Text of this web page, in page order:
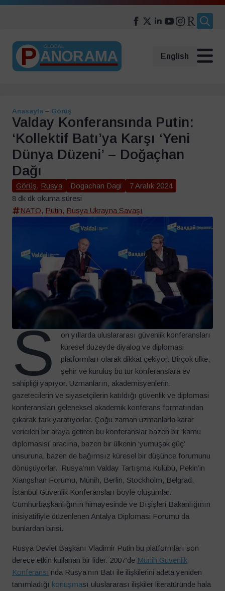
English
Anasayfa – Görüş
Valday Konferansında Putin:
‘Kollektif Batı’ya Karşı ‘Yeni
Dünya Düzeni’ – Doğaçhan
Dağı
Görüş, Rusya Dogachan Dagi
7 Aralık 2024
8 dk dk okuma süresi
NATO, Putin, Rusya Ukrayna Savaşı
S
on yıllarda uluslararası güvenlik konferansları
küresel düzeyde diyalog ve diplomasi
platformları olarak dikkat çekiyor. Birçok ülke,
şehir ve kuruluş bu tür konferanslara ev
sahipliği yapıyor. Uzmanların, akademisyenlerin,
gazetecilerin ve siyasetçilerin katıldığı güvenlik ve diplomasi
konferansları geleneksel akademik konferans formatından
çıkarak fark yaratıyorlar. Çoğu zaman uzmanlarla karar
vericileri bir araya getiren bu konferanslar bazen bir ‘kamu
diplomasisi’ aracına, bazen bir ülkenin ‘yumuşak güç’
unsuruna, bazen de bağımsız küresel bir düşünce forumunu
dönüşüyorlar. Rusya’nın Valday Tartışma Kulübü, Pekin’in
Xiangshan Forumu, Münih, Berlin, Stockholm, Belgrad,
İstanbul Güvenlik Konferansları böyle oluşumlar.
Cumhurbaşkanlığının himayesinde ve Dışişleri Bakanlığının
inisiyatifiyle düzenlenen Antalya Diplomasi Forumu da
bunlardan birisi.
Rusya Devlet Başkanı Vladimir Putin bu platformları son
derece etkin kullanan bir lider. 2007’de Münih Güvenlik
Konferansı’nda Rusya’nın Batı ile ilişkilerini adeta yeniden
tanımladığı konuşması uluslararası ilişkiler literatüründe hala